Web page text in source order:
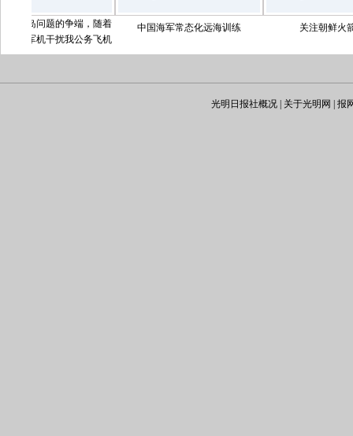
的争端，随着
扰我公务飞机
态也在逐步升
跟踪我机的日
中国海军常态化远海训练 关注朝鲜火箭发射
光明日报社概况 关于光明网 报